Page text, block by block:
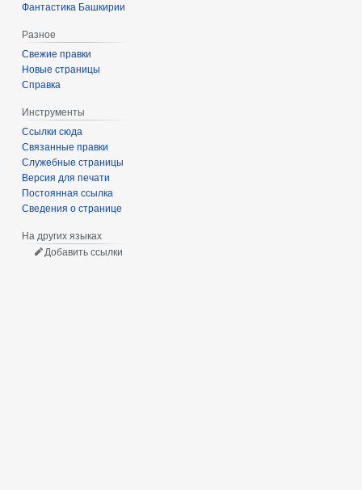
Фантастика Башкирии
Разное
Свежие правки
Новые страницы
Справка
Инструменты
Ссылки сюда
Связанные правки
Служебные страницы
Версия для печати
Постоянная ссылка
Сведения о странице
На других языках
Добавить ссылки